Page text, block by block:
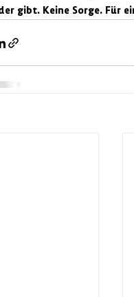
gibt. Keine Sorge. Für